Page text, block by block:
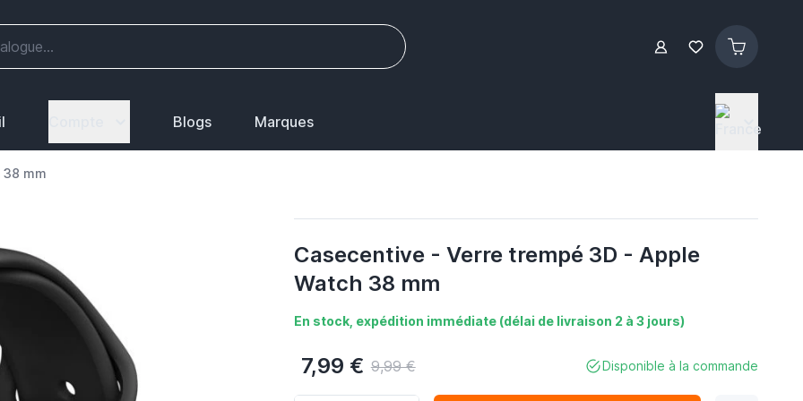
Blogs Marques
mm
Casecentive - Verre trempé 3D - Apple
Watch 38 mm
En stock, expédition immédiate (délai de livraison 2 à 3 jours)
7,99 € 9,99 € Disponible à la commande